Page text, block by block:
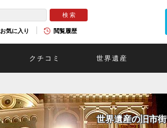
お気に入り 閲覧履歴
クチコミ 世界遺産
世界遺産の旧市街